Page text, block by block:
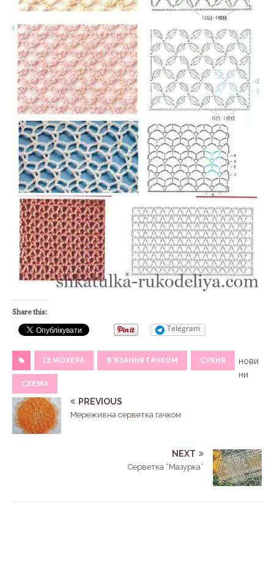
Share this:
Telegram
ІЗ МОХЕРА В'ЯЗАННЯ ГАЧКОМ СУКНЯ
СХЕМА
нови
ни
PREVIOUS
Мереживна серветка гачком
NEXT
Серветка “Мазурка”